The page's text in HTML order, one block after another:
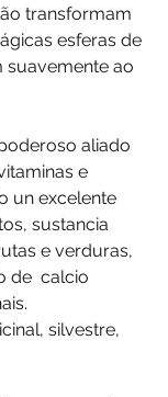
transformam
esferas de
suavemente ao
aliado
e
un excelente
sustancia
e verduras,
de  calcio
silvestre,